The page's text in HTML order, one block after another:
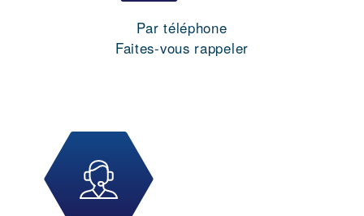
Par téléphone
Faites-vous rappeler